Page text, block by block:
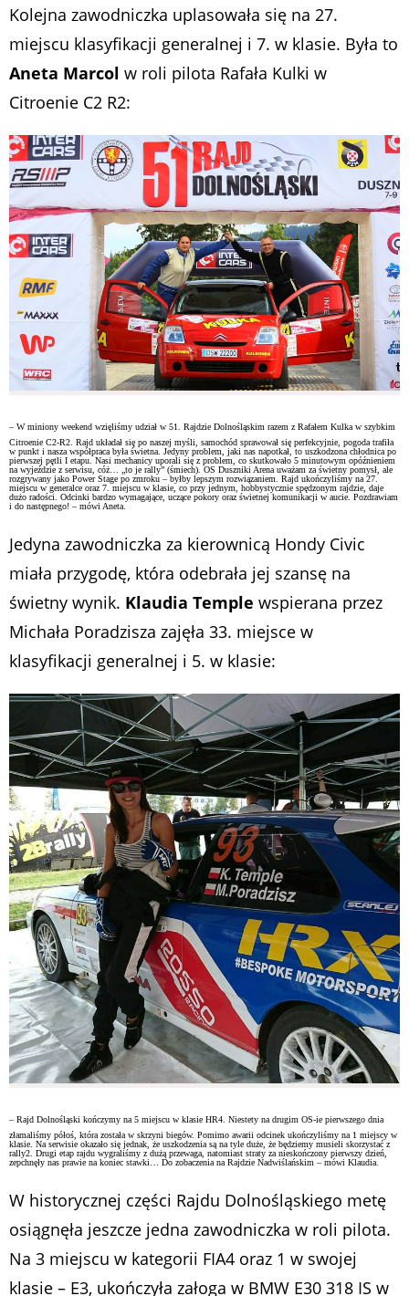
Kolejna zawodniczka uplasowała się na 27.
miejscu klasyfikacji generalnej i 7. w klasie. Była to
Aneta Marcol w roli pilota Rafała Kulki w
Citroenie C2 R2:
– W miniony weekend wzięliśmy udział w 51. Rajdzie Dolnośląskim razem z Rafałem Kulka w szybkim
Citroenie C2-R2. Rajd układał się po naszej myśli, samochód sprawował się perfekcyjnie, pogoda trafiła
w punkt i nasza współpraca była świetna. Jedyny problem, jaki nas napotkał, to uszkodzona chłodnica po
pierwszej pętli I etapu. Nasi mechanicy uporali się z problem, co skutkowało 5 minutowym opóźnieniem
na wyjeździe z serwisu, cóż… „to je rally” (śmiech). OS Duszniki Arena uważam za świetny pomysł, ale
rozgrywany jako Power Stage po zmroku – byłby lepszym rozwiązaniem. Rajd ukończyliśmy na 27.
miejscu w generalce oraz 7. miejscu w klasie, co przy jednym, hobbystycznie spędzonym rajdzie, daje
dużo radości. Odcinki bardzo wymagające, uczące pokory oraz świetnej komunikacji w aucie. Pozdrawiam
i do następnego! – mówi Aneta.
Jedyna zawodniczka za kierownicą Hondy Civic
miała przygodę, która odebrała jej szansę na
świetny wynik. Klaudia Temple wspierana przez
Michała Poradzisza zajęła 33. miejsce w
klasyfikacji generalnej i 5. w klasie:
– Rajd Dolnośląski kończymy na 5 miejscu w klasie HR4. Niestety na drugim OS-ie pierwszego dnia
złamaliśmy półoś, która została w skrzyni biegów. Pomimo awarii odcinek ukończyliśmy na 1 miejscy w
klasie. Na serwisie okazało się jednak, że uszkodzenia są na tyle duże, że będziemy musieli skorzystać z
rally2. Drugi etap rajdu wygraliśmy z dużą przewaga, natomiast straty za nieskończony pierwszy dzień,
zepchnęły nas prawie na koniec stawki… Do zobaczenia na Rajdzie Nadwiślańskim – mówi Klaudia.
W historycznej części Rajdu Dolnośląskiego metę
osiągnęła jeszcze jedna zawodniczka w roli pilota.
Na 3 miejscu w kategorii FIA4 oraz 1 w swojej
klasie – E3, ukończyła załoga w BMW E30 318 IS w